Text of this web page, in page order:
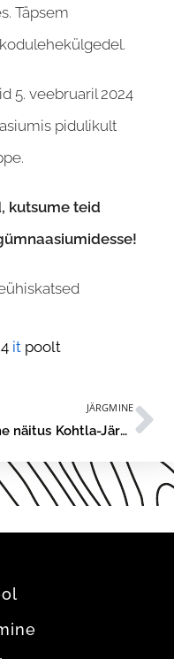
Täpsem
5. veebruaril 2024
pidulikult
kutsume teid
it poolt
JÄRGMINE
Õnne näitus Kohtla-Järve Gümnaasiumis ootab külastajaid